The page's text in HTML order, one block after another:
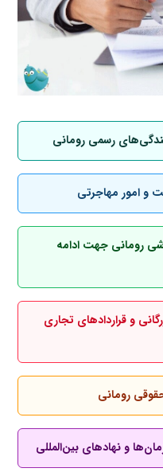
رسمی رومانی
و امور مهاجرتی
رومانی جهت ادامه
و قراردادهای تجاری
رومانی
و نهادهای بین‌المللی